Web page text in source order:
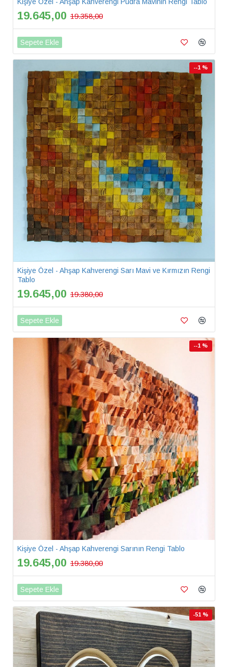
Kişiye Özel - Ahşap Kahverengi Pudra Mavinin Rengi Tablo
19.645,00 19.358,00
Sepete Ekle
--1 %
Kişiye Özel - Ahşap Kahverengi Sarı Mavi ve Kırmızın Rengi
Tablo
19.645,00 19.380,00
Sepete Ekle
--1 %
Kişiye Özel - Ahşap Kahverengi Sarının Rengi Tablo
19.645,00 19.380,00
Sepete Ekle
-51 %